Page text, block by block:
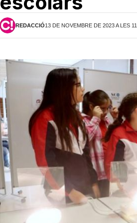
REDACCIÓ13 DE NOVEMBRE DE 2023 A LES